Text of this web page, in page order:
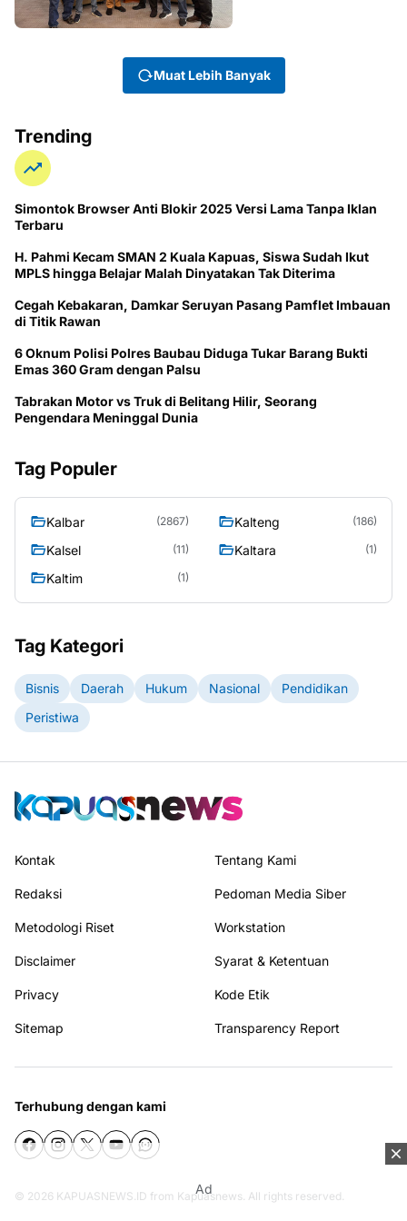
Muat Lebih Banyak
Trending
Simontok Browser Anti Blokir 2025 Versi Lama Tanpa Iklan
Terbaru
H. Pahmi Kecam SMAN 2 Kuala Kapuas, Siswa Sudah Ikut
MPLS hingga Belajar Malah Dinyatakan Tak Diterima
Cegah Kebakaran, Damkar Seruyan Pasang Pamflet Imbauan
di Titik Rawan
6 Oknum Polisi Polres Baubau Diduga Tukar Barang Bukti
Emas 360 Gram dengan Palsu
Tabrakan Motor vs Truk di Belitang Hilir, Seorang
Pengendara Meninggal Dunia
Tag Populer
Kalbar (2867) Kalteng (186)
Kalsel (11) Kaltara (1)
Kaltim (1)
Tag Kategori
Bisnis Daerah Hukum Nasional
Pendidikan
Peristiwa
Ad
Kontak Tentang Kami
Redaksi Pedoman Media Siber
Metodologi Riset Workstation
Disclaimer Syarat & Ketentuan
Privacy Kode Etik
Sitemap Transparency Report
Terhubung dengan kami
© 2026 KAPUASNEWS.ID from Kapuasnews . All rights reserved.